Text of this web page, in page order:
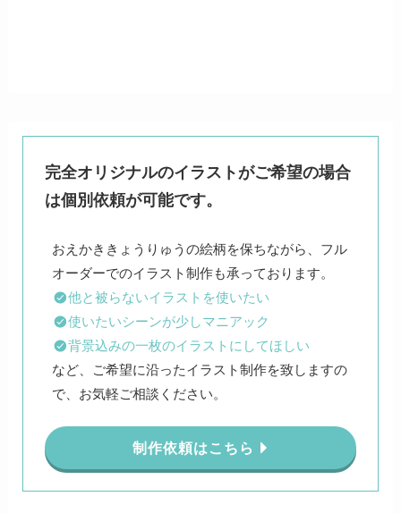
完全オリジナルのイラストがご希望の場合
は個別依頼が可能です。
おえかききょうりゅうの絵柄を保ちながら、フル
他と被らないイラストを使いたい
使いたいシーンが少しマニアック
背景込みの一枚のイラストにしてほしい
など、ご希望に沿ったイラスト制作を致しますの
で、お気軽ご相談ください。
制作依頼はこちら